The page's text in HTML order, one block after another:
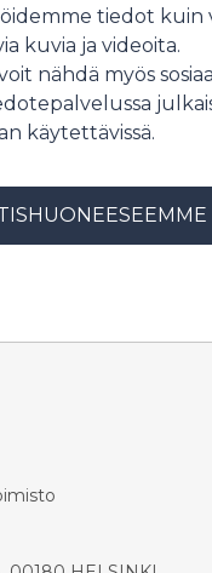
tiedot kuin
kuvia ja videoita.
nähdä myös
käytettävissä.